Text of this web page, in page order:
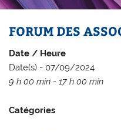
FORUM DES
Date / Heure
Date(s) - 07/09/2024
9 h 00 min - 17 h 00 min
Catégories